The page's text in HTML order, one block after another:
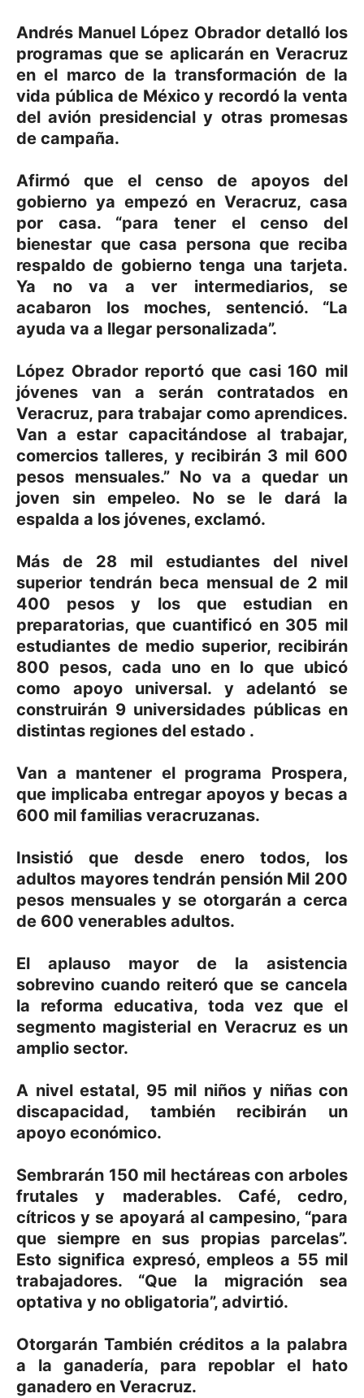
Andrés Manuel López Obrador detalló los
programas que se aplicarán en Veracruz
en el marco de la transformación de la
vida pública de México y recordó la venta
del avión presidencial y otras promesas
de campaña.
Afirmó que el censo de apoyos del
gobierno ya empezó en Veracruz, casa
por casa. “para tener el censo del
bienestar que casa persona que reciba
respaldo de gobierno tenga una tarjeta.
Ya no va a ver intermediarios, se
acabaron los moches, sentenció. “La
ayuda va a llegar personalizada”.
López Obrador reportó que casi 160 mil
jóvenes van a serán contratados en
Veracruz, para trabajar como aprendices.
Van a estar capacitándose al trabajar,
comercios talleres, y recibirán 3 mil 600
pesos mensuales.” No va a quedar un
joven sin empeleo. No se le dará la
espalda a los jóvenes, exclamó.
Más de 28 mil estudiantes del nivel
superior tendrán beca mensual de 2 mil
400 pesos y los que estudian en
preparatorias, que cuantificó en 305 mil
estudiantes de medio superior, recibirán
800 pesos, cada uno en lo que ubicó
como apoyo universal. y adelantó se
construirán 9 universidades públicas en
distintas regiones del estado .
Van a mantener el programa Prospera,
que implicaba entregar apoyos y becas a
600 mil familias veracruzanas.
Insistió que desde enero todos, los
adultos mayores tendrán pensión Mil 200
pesos mensuales y se otorgarán a cerca
de 600 venerables adultos.
El aplauso mayor de la asistencia
sobrevino cuando reiteró que se cancela
la reforma educativa, toda vez que el
segmento magisterial en Veracruz es un
amplio sector.
A nivel estatal, 95 mil niños y niñas con
discapacidad, también recibirán un
apoyo económico.
Sembrarán 150 mil hectáreas con arboles
frutales y maderables. Café, cedro,
cítricos y se apoyará al campesino, “para
que siempre en sus propias parcelas”.
Esto significa expresó, empleos a 55 mil
trabajadores. “Que la migración sea
optativa y no obligatoria”, advirtió.
Otorgarán También créditos a la palabra
a la ganadería, para repoblar el hato
ganadero en Veracruz.